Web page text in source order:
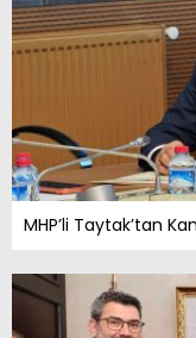
MHP’li Taytak’tan